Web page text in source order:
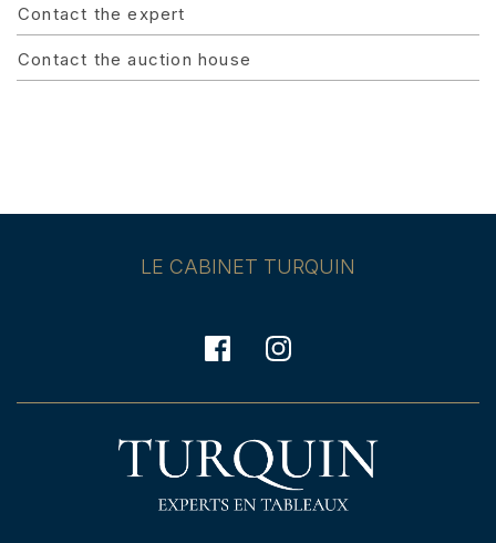
Contact the expert
Contact the auction house
LE CABINET TURQUIN